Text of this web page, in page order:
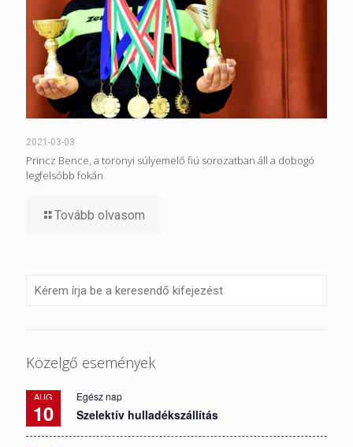
2021-03-03
Princz Bence, a toronyi súlyemelő fiú sorozatban áll a dobogó
legfelsőbb fokán
Tovább olvasom
Közelgő események
AUG
10
Egész nap
Szelektív hulladékszállítás